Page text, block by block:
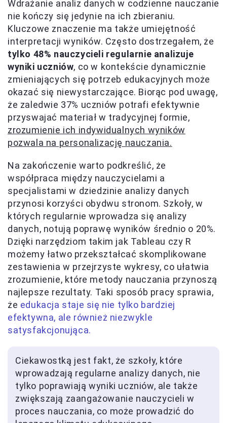
Wdrażanie analiz danych w codzienne nauczanie
nie kończy się jedynie na ich zbieraniu.
Kluczowe znaczenie ma także umiejętność
interpretacji wyników. Często dostrzegałem, że
tylko 48% nauczycieli regularnie analizuje
wyniki uczniów, co w kontekście dynamicznie
zmieniających się potrzeb edukacyjnych może
okazać się niewystarczające. Biorąc pod uwagę,
że zaledwie 37% uczniów potrafi efektywnie
przyswajać materiał w tradycyjnej formie,
zrozumienie ich indywidualnych wyników
pozwala na personalizację nauczania.
Na zakończenie warto podkreślić, że
współpraca między nauczycielami a
specjalistami w dziedzinie analizy danych
przynosi korzyści obydwu stronom. Szkoły, w
których regularnie wprowadza się analizy
danych, notują poprawę wyników średnio o 20%.
Dzięki narzędziom takim jak Tableau czy R
możemy łatwo przekształcać skomplikowane
zestawienia w przejrzyste wykresy, co ułatwia
zrozumienie, które metody nauczania przynoszą
najlepsze rezultaty. Taki sposób pracy sprawia,
że edukacja staje się nie tylko bardziej
efektywna, ale również niezwykle
satysfakcjonująca.
Ciekawostką jest fakt, że szkoły, które
wprowadzają regularne analizy danych, nie
tylko poprawiają wyniki uczniów, ale także
zwiększają zaangażowanie nauczycieli w
proces nauczania, co może prowadzić do